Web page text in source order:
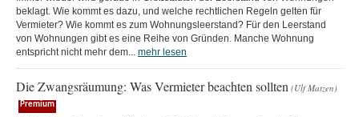
beklagt. Wie kommt es dazu, und welche rechtlichen Regeln gelten für
Vermieter? Wie kommt es zum Wohnungsleerstand? Für den Leerstand
von Wohnungen gibt es eine Reihe von Gründen. Manche Wohnung
entspricht nicht mehr dem... mehr lesen
Die Zwangsräumung: Was Vermieter beachten sollten (Ulf Matzen)
Premium